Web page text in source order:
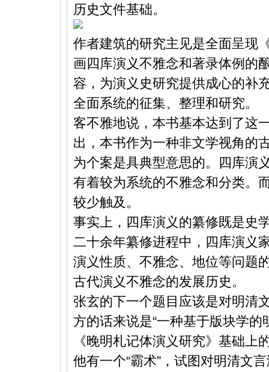
历史文件基础。
作者建筑的研究主见是全面呈现
画四库演义不雅念和著录体例的
容，为演义史研究提供成心的补
全面系统的征集、整理和研究。
客不雅地说，本书基本达到了这
出，本书作为一种非文学视角的
为个案是具典型意思的。四库演
有着较为系统的不雅念和分类。
较少触及。
事实上，四库演义的纂修既是史
二十余年纂修进程中，四库演义
演义性质、不雅念、地位等问题
古代演义不雅念的发展历史。
张玄的下一个题目应该是对明清
方的话来说是“一种基于版块学
《晚明札记体演义研究》基础上
他有一个“霸术”，试图对明清文